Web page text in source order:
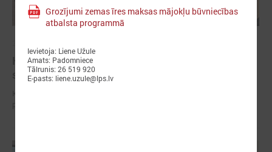
Komitejā diskutē par iespējamām izmaiņām
sabiedriskā transporta pakalpojumu organizēšanā
Grozījumi zemas īres maksas mājokļu būvniecības
atbalsta programmā
Ievietoja: Liene Užule
Amats: Padomniece
Tālrunis: 26 519 920
E-pasts: liene.uzule@lps.lv